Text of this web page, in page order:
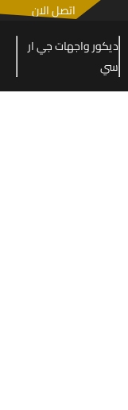
اتصل الان
ديكور واجهات جي ار
سي